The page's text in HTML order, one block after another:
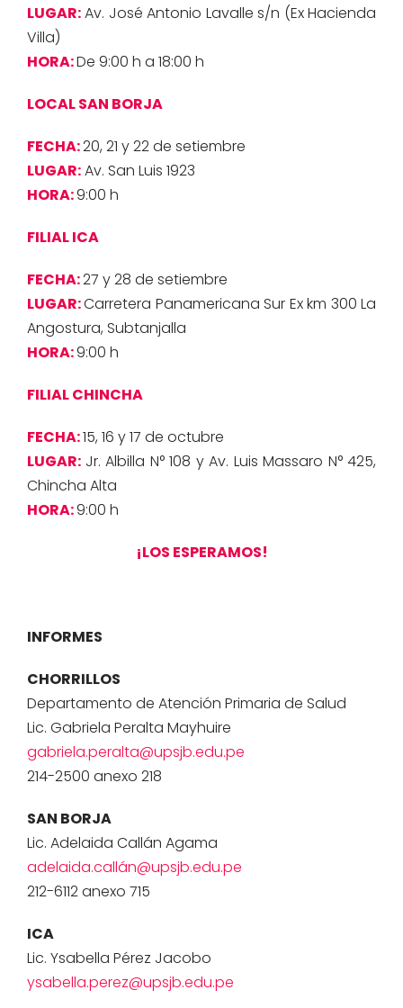
LUGAR:Av. José Antonio Lavalle s/n (Ex Hacienda
Villa)
HORA:De 9:00 h a 18:00 h
LOCAL SAN BORJA
FECHA:20, 21 y 22 de setiembre
LUGAR:Av. San Luis 1923
HORA:9:00 h
FILIAL ICA
FECHA:27 y 28 de setiembre
LUGAR:Carretera Panamericana Sur Ex km 300 La
Angostura, Subtanjalla
HORA:9:00 h
FILIAL CHINCHA
FECHA:15, 16 y 17 de octubre
LUGAR: Jr. Albilla N° 108 y Av. Luis Massaro N° 425,
Chincha Alta
HORA:9:00 h
¡LOS ESPERAMOS!
INFORMES
CHORRILLOS
Departamento de Atención Primaria de Salud
Lic. Gabriela Peralta Mayhuire
gabriela.peralta@upsjb.edu.pe
214-2500 anexo 218
SAN BORJA
Lic. Adelaida Callán Agama
adelaida.callán@upsjb.edu.pe
212-6112 anexo 715
ICA
Lic. Ysabella Pérez Jacobo
ysabella.perez@upsjb.edu.pe